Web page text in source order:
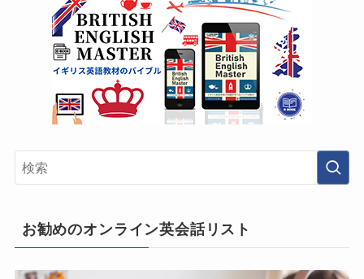
お勧めのオンライン英会話リスト